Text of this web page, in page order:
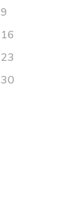
9
16
23
30